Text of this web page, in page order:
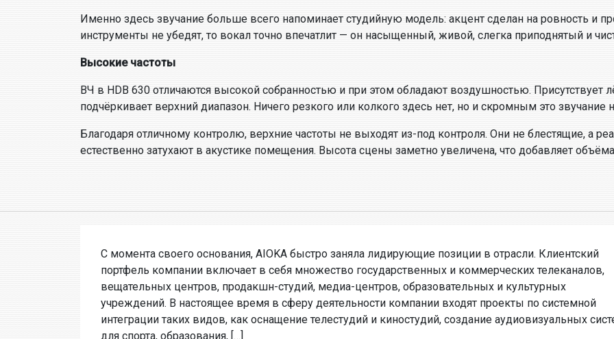
Именно здесь звучание больше всего напоминает студийную модель: акцент сделан на ровность и
инструменты не убедят, то вокал точно впечатлит — он насыщенный, живой, слегка приподнятый и
Высокие частоты
ВЧ в HDB 630 отличаются высокой собранностью и при этом обладают воздушностью. Присутствует
подчёркивает верхний диапазон. Ничего резкого или колкого здесь нет, но и скромным это звучание
Благодаря отличному контролю, верхние частоты не выходят из-под контроля. Они не блестящие, а
естественно затухают в акустике помещения. Высота сцены заметно увеличена, что добавляет
С момента своего основания, AIOKA быстро заняла лидирующие позиции в отрасли. Клиентский
портфель компании включает в себя множество государственных и коммерческих телеканалов,
вещательных центров, продакшн-студий, медиа-центров, образовательных и культурных
учреждений. В настоящее время в сферу деятельности компании входят проекты по системной
интеграции таких видов, как оснащение телестудий и киностудий, создание аудиовизуальных
для спорта, образования, […]